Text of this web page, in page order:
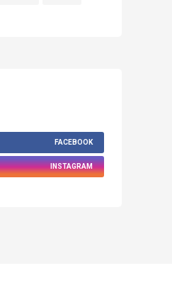
FACEBOOK
INSTAGRAM